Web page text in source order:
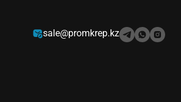
sale@promkrep.kz